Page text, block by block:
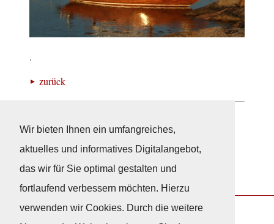
Wir bieten Ihnen ein umfangreiches,
aktuelles und informatives Digitalangebot,
das wir für Sie optimal gestalten und
fortlaufend verbessern möchten. Hierzu
verwenden wir Cookies. Durch die weitere
.
zurück
Bootsmarkt